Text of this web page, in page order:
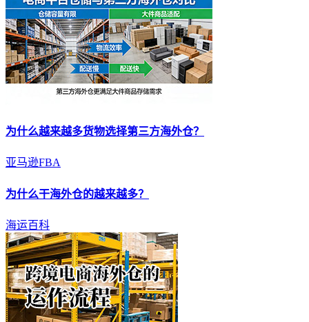
为什么越来越多货物选择第三方海外仓？
亚马逊FBA
为什么干海外仓的越来越多？
海运百科